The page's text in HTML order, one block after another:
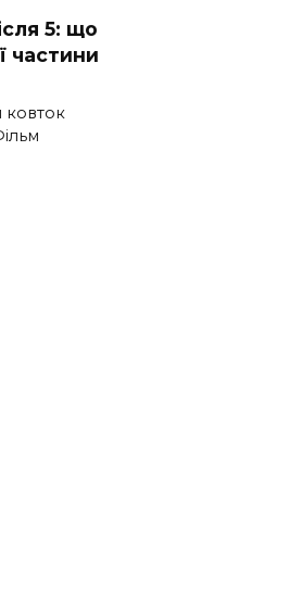
5: що
частини
ковток